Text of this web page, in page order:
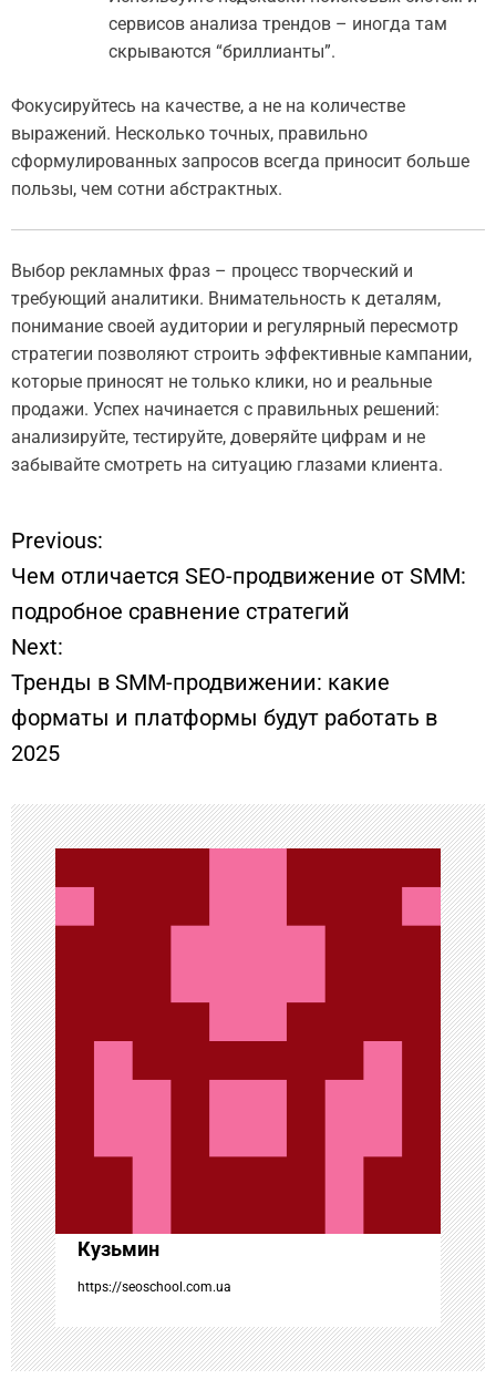
сервисов анализа трендов – иногда там
скрываются “бриллианты”.
Фокусируйтесь на качестве, а не на количестве
выражений. Несколько точных, правильно
сформулированных запросов всегда приносит больше
пользы, чем сотни абстрактных.
Выбор рекламных фраз – процесс творческий и
требующий аналитики. Внимательность к деталям,
понимание своей аудитории и регулярный пересмотр
стратегии позволяют строить эффективные кампании,
которые приносят не только клики, но и реальные
продажи. Успех начинается с правильных решений:
анализируйте, тестируйте, доверяйте цифрам и не
забывайте смотреть на ситуацию глазами клиента.
Н
а
в
и
г
а
ц
и
я
п
о
з
а
п
и
с
Previous:
Чем отличается SEO-продвижение от SMM:
подробное сравнение стратегий
Next:
Тренды в SMM-продвижении: какие
форматы и платформы будут работать в
2025
Кузьмин
https://seoschool.com.ua